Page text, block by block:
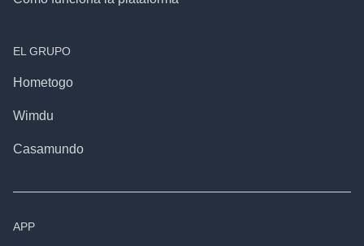
EL GRUPO
Hometogo
Wimdu
Casamundo
APP